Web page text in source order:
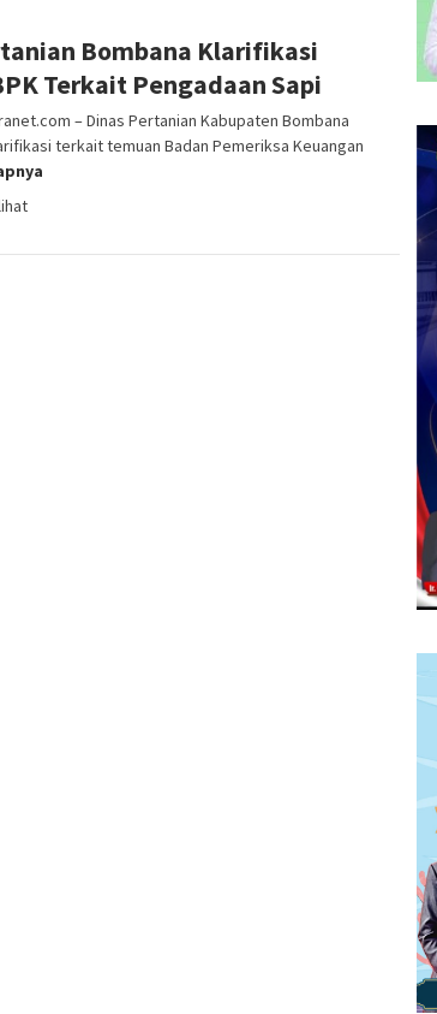
Bombana Klarifikasi
Terkait Pengadaan Sapi
– Dinas Pertanian Kabupaten Bombana
terkait temuan Badan Pemeriksa Keuangan